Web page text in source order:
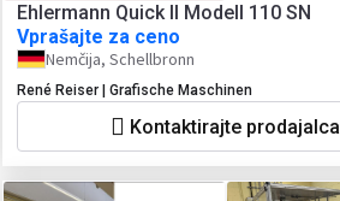
Ehlermann Quick II Modell 110 SN
Vprašajte za ceno
Nemčija, Schellbronn
René Reiser | Grafische Maschinen
Kontaktirajte prodajalca